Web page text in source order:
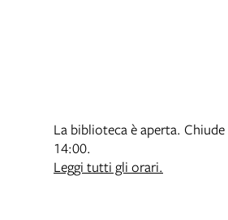
La biblioteca è aperta. Chiude
14:00.
Leggi tutti gli orari.